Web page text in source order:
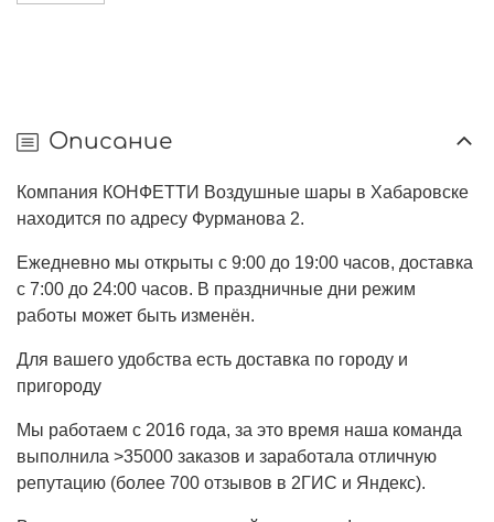
Описание
Компания КОНФЕТТИ Воздушные шары в Хабаровске
находится по адресу Фурманова 2.
Ежедневно мы открыты с 9:00 до 19:00 часов, доставка
с 7:00 до 24:00 часов. В праздничные дни режим
работы может быть изменён.
Для вашего удобства есть доставка по городу и
пригороду
Мы работаем с 2016 года, за это время наша команда
выполнила >35000 заказов и заработала отличную
репутацию (более 700 отзывов в 2ГИС и Яндекс).